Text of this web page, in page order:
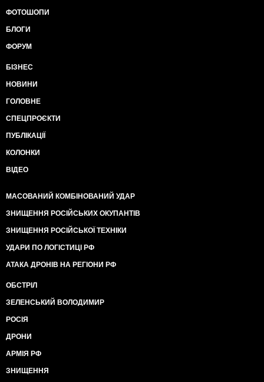
ФОТОШОПИ
БЛОГИ
ФОРУМ
БІЗНЕС
НОВИНИ
ГОЛОВНЕ
СПЕЦПРОЄКТИ
ПУБЛІКАЦІЇ
КОЛОНКИ
ВІДЕО
МАСОВАНИЙ КОМБІНОВАНИЙ УДАР
ЗНИЩЕННЯ РОСІЙСЬКИХ ОКУПАНТІВ
ЗНИЩЕННЯ РОСІЙСЬКОЇ ТЕХНІКИ
УДАРИ ПО ЛОГІСТИЦІ РФ
АТАКА ДРОНІВ НА РЕГІОНИ РФ
ОБСТРІЛ
ЗЕЛЕНСЬКИЙ ВОЛОДИМИР
РОСІЯ
ДРОНИ
АРМІЯ РФ
ЗНИЩЕННЯ